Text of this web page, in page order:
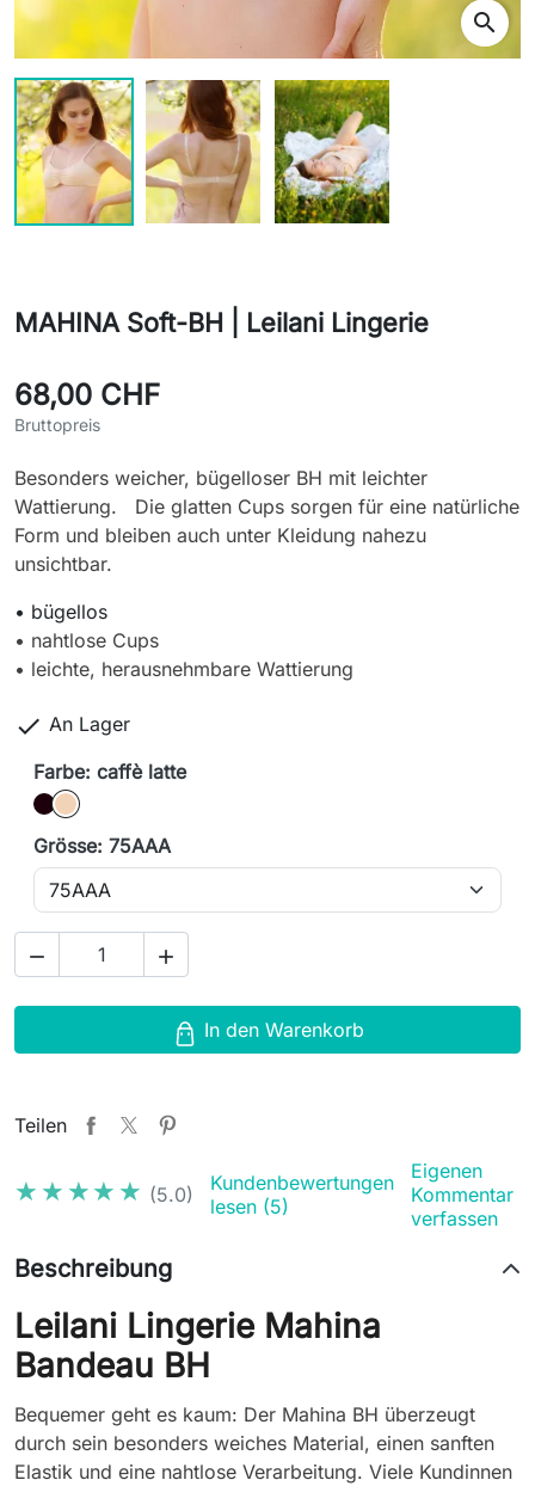
search
MAHINA Soft-BH | Leilani Lingerie
68,00 CHF
Bruttopreis
Besonders weicher, bügelloser BH mit leichter
Wattierung. Die glatten Cups sorgen für eine natürliche
Form und bleiben auch unter Kleidung nahezu
unsichtbar.
• bügellos
• nahtlose Cups
• leichte, herausnehmbare Wattierung
 An Lager
Farbe: caffè latte
Schwarz
caffè latte
Grösse: 75AAA
 
In den Warenkorb
Teilen
★★★★★
★★★★★ (5.0)
Kundenbewertungen
lesen (5)
Eigenen
Kommentar
verfassen
Beschreibung
Leilani Lingerie Mahina
Bandeau BH
Bequemer geht es kaum: Der Mahina BH überzeugt
durch sein besonders weiches Material, einen sanften
Elastik und eine nahtlose Verarbeitung. Viele Kundinnen